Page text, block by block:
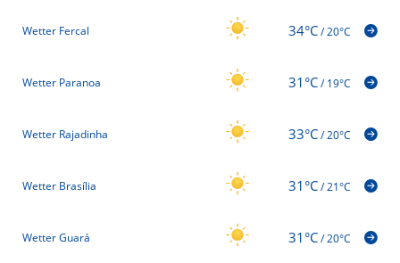
Wetter Fercal 34°C/20°C
Wetter Paranoa 31°C/19°C
Wetter Rajadinha 33°C/20°C
Wetter Brasília 31°C/21°C
Wetter Guará 31°C/20°C